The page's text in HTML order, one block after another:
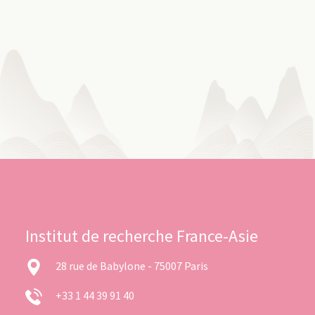
Institut de recherche France-Asie
28 rue de Babylone - 75007 Paris
+33 1 44 39 91 40